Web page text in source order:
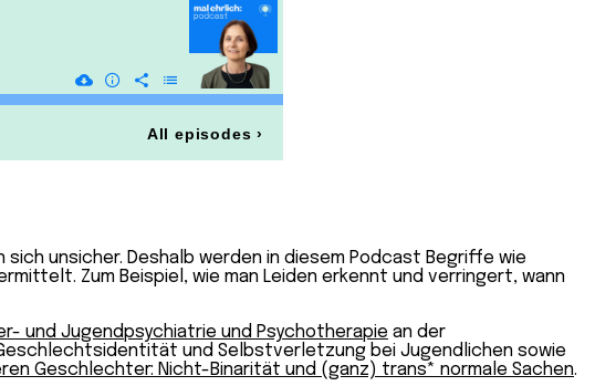
unsicher. Deshalb werden in diesem Podcast Begriffe wie
Zum Beispiel, wie man Leiden erkennt und verringert, wann
und Jugendpsychiatrie und Psychotherapie an der
und Selbstverletzung bei Jugendlichen sowie
Geschlechter: Nicht-Binarität und (ganz) trans* normale Sachen.